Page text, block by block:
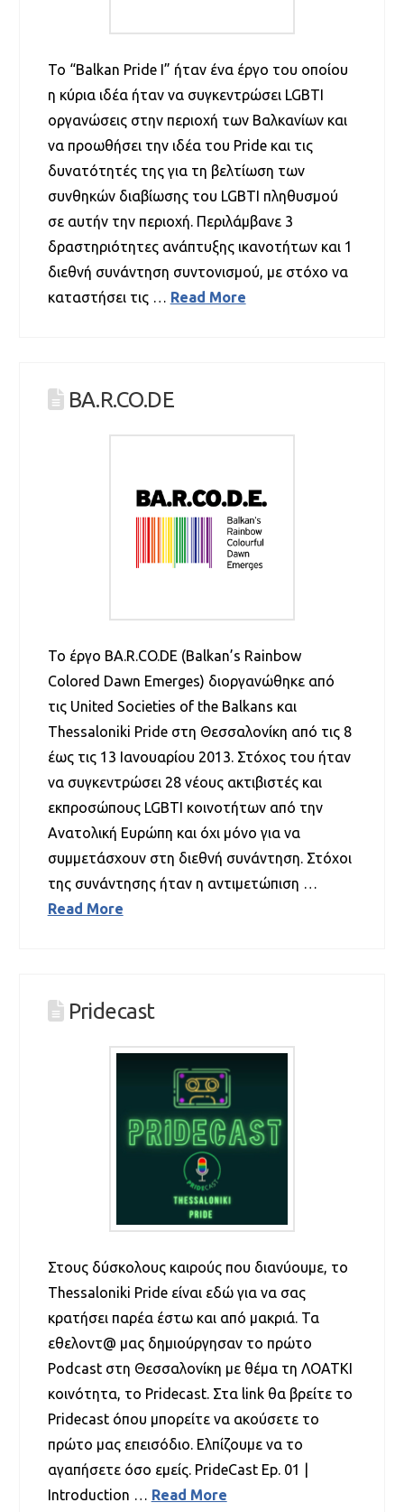
Το “Balkan Pride I” ήταν ένα έργο του οποίου
η κύρια ιδέα ήταν να συγκεντρώσει LGBTI
οργανώσεις στην περιοχή των Βαλκανίων και
να προωθήσει την ιδέα του Pride και τις
δυνατότητές της για τη βελτίωση των
συνθηκών διαβίωσης του LGBTI πληθυσμού
σε αυτήν την περιοχή. Περιλάμβανε 3
δραστηριότητες ανάπτυξης ικανοτήτων και 1
διεθνή συνάντηση συντονισμού, με στόχο να
καταστήσει τις … Read More
BA.R.CO.DE
Το έργο BA.R.CO.DE (Balkan’s Rainbow
Colored Dawn Emerges) διοργανώθηκε από
τις United Societies of the Balkans και
Thessaloniki Pride στη Θεσσαλονίκη από τις 8
έως τις 13 Ιανουαρίου 2013. Στόχος του ήταν
να συγκεντρώσει 28 νέους ακτιβιστές και
εκπροσώπους LGBTI κοινοτήτων από την
Ανατολική Ευρώπη και όχι μόνο για να
συμμετάσχουν στη διεθνή συνάντηση. Στόχοι
της συνάντησης ήταν η αντιμετώπιση …
Read More
Pridecast
Στους δύσκολους καιρούς που διανύουμε, το
Thessaloniki Pride είναι εδώ για να σας
κρατήσει παρέα έστω και από μακριά. Τα
εθελοντ@ μας δημιούργησαν το πρώτο
Podcast στη Θεσσαλονίκη με θέμα τη ΛΟΑΤΚΙ
κοινότητα, το Pridecast. Στα link θα βρείτε το
Pridecast όπου μπορείτε να ακούσετε το
πρώτο μας επεισόδιο. Ελπίζουμε να το
αγαπήσετε όσο εμείς. PrideCast Ep. 01 |
Introduction … Read More